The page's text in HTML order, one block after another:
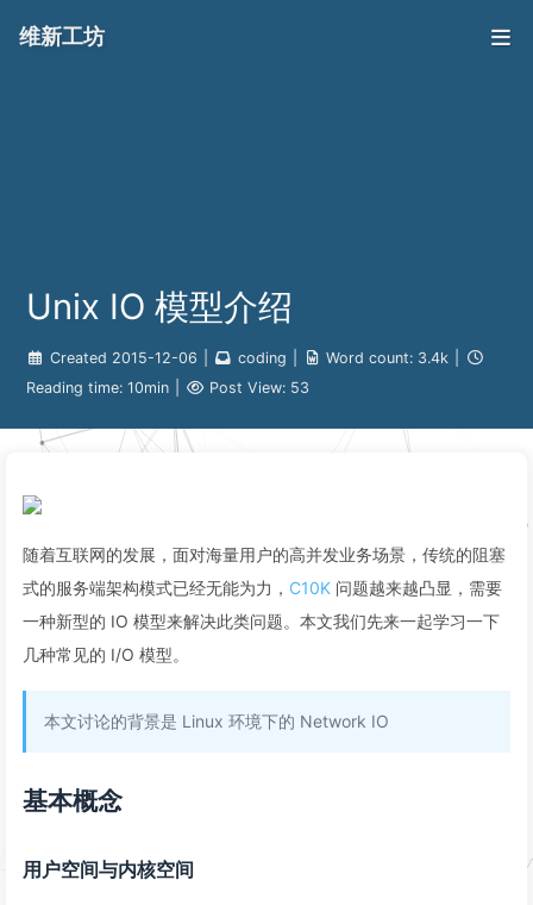
维新工坊
Unix IO 模型介绍
Created 2015-12-06 coding Word count: 3.4k
Reading time: 10min Post View: 53
随着互联网的发展，面对海量用户的高并发业务场景，传统的阻塞
式的服务端架构模式已经无能为力， C10K 问题越来越凸显，需要
一种新型的 IO 模型来解决此类问题。本文我们先来一起学习一下
几种常见的 I/O 模型。
本文讨论的背景是 Linux 环境下的 Network IO
基本概念
用户空间与内核空间